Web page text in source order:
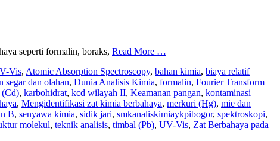
seperti formalin, boraks, Read More …
Vis, Atomic Absorption Spectroscopy, bahan kimia, biaya relatif
segar dan olahan, Dunia Analisis Kimia, formalin, Fourier Transform
(Cd), karbohidrat, kcd wilayah II, Keamanan pangan, kontaminasi
, Mengidentifikasi zat kimia berbahaya, merkuri (Hg), mie dan
B, senyawa kimia, sidik jari, smkanaliskimiaykpibogor, spektroskopi,
molekul, teknik analisis, timbal (Pb), UV-Vis, Zat Berbahaya pada